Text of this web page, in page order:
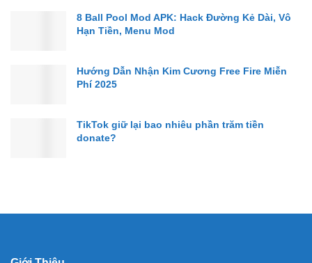
8 Ball Pool Mod APK: Hack Đường Kẻ Dài, Vô
Hạn Tiền, Menu Mod
Hướng Dẫn Nhận Kim Cương Free Fire Miễn
Phí 2025
TikTok giữ lại bao nhiêu phần trăm tiền
donate?